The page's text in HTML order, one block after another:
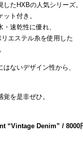
たHXBの人気シリーズ。
ト付き。
速乾性に優れ、
エステル糸を使用した
ないデザイン性から、
を是非ぜひ。
“Vintage Denim” / 8000